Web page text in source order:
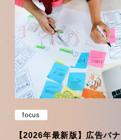
focus
【2026年最新版】広告バ